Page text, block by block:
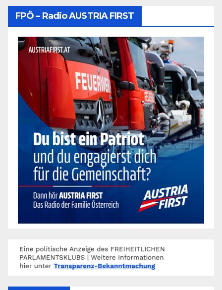
FPÖ – Radio AUSTRIA FIRST